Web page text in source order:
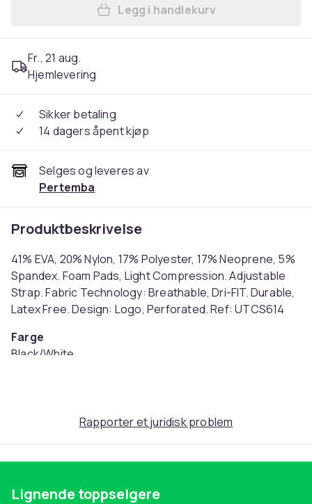
Legg Nike Unisex Adult
Legg i handlekurv
Fr., 21 aug.
Hjemlevering
Sikker betaling
14 dagers åpent kjøp
Selges og leveres av
Pertemba
Produktbeskrivelse
41% EVA, 20% Nylon, 17% Polyester, 17% Neoprene, 5%
Spandex. Foam Pads, Light Compression. Adjustable
Strap. Fabric Technology: Breathable, Dri-FIT. Durable,
Latex Free. Design: Logo, Perforated. Ref: UTCS614
Farge
Black/White
91701a20-4980-41c4-8b7e-3f845f3f4dac
Rapporter et juridisk problem
Lignende toppselgere